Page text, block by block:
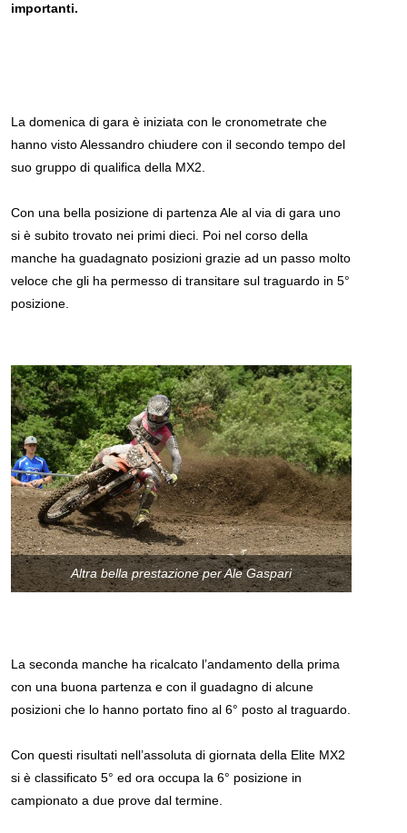
importanti.
La domenica di gara è iniziata con le cronometrate che
hanno visto Alessandro chiudere con il secondo tempo del
suo gruppo di qualifica della MX2.
Con una bella posizione di partenza Ale al via di gara uno
si è subito trovato nei primi dieci. Poi nel corso della
manche ha guadagnato posizioni grazie ad un passo molto
veloce che gli ha permesso di transitare sul traguardo in 5°
posizione.
Altra bella prestazione per Ale Gaspari
La seconda manche ha ricalcato l’andamento della prima
con una buona partenza e con il guadagno di alcune
posizioni che lo hanno portato fino al 6° posto al traguardo.
Con questi risultati nell’assoluta di giornata della Elite MX2
si è classificato 5° ed ora occupa la 6° posizione in
campionato a due prove dal termine.